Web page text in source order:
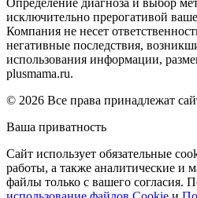
Определение диагноза и выбор
исключительно прерогативой
Компания не несет
негативные последствия,
использования информации,
plusmama.ru.
© 2026 Все права принадлежат
Ваша приватность
Сайт использует обязательные
работы, а также аналитические и
файлы только с вашего согласия.